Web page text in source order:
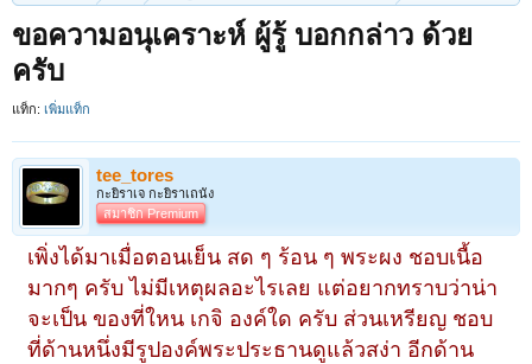
ขอความอนุเคราะห์ ผู้รู้ บอกกล่าว ด้วย
ครับ
แท็ก: เพิ่มแท็ก
tee_tores
กะยิราเจ กะยิราเถนัง
สมาชิก Premium
เพิ่งได้มาเมื่อตอนเย็น สด ๆ ร้อน ๆ พระผง ชอบเนื้อ
มากๆ ครับ ไม่มีเหตุผลอะไรเลย แต่อยากทราบว่าน่า
จะเป็น ของที่ใหน เกจิ องค์ใด ครับ ส่วนเหรียญ ชอบ
ที่ด้านหนึ่งมีรูปองค์พระประธานดูแล้วสง่า อีกด้าน